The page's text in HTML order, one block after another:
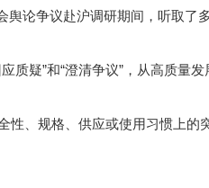
舆论争议赴沪调研期间，听取了
疑”和“澄清争议”，从高质量发
、规格、供应或使用习惯上的